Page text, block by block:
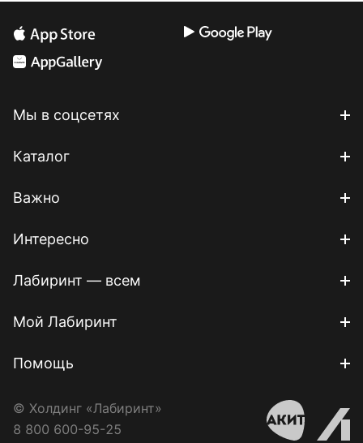
Мы в соцсетях
Каталог
Важно
Интересно
Лабиринт — всем
Мой Лабиринт
Помощь
© Холдинг «Лабиринт»
8 800 600-95-25